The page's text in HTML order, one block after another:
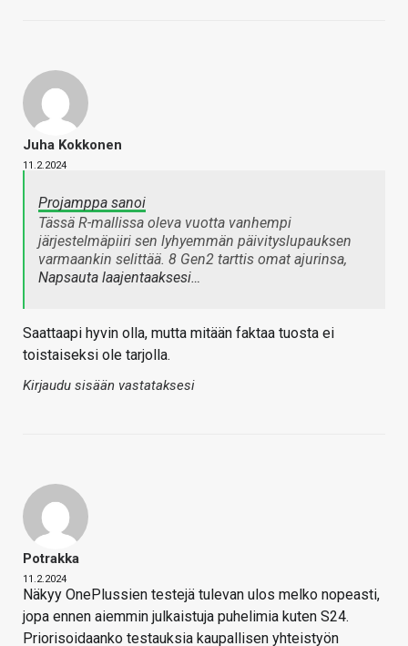
Juha Kokkonen
11.2.2024
Projamppa sanoi
Tässä R-mallissa oleva vuotta vanhempi
järjestelmäpiiri sen lyhyemmän päivityslupauksen
varmaankin selittää. 8 Gen2 tarttis omat ajurinsa,
Napsauta laajentaaksesi…
Saattaapi hyvin olla, mutta mitään faktaa tuosta ei
toistaiseksi ole tarjolla.
Kirjaudu sisään vastataksesi
Potrakka
11.2.2024
Näkyy OnePlussien testejä tulevan ulos melko nopeasti,
jopa ennen aiemmin julkaistuja puhelimia kuten S24.
Priorisoidaanko testauksia kaupallisen yhteistyön